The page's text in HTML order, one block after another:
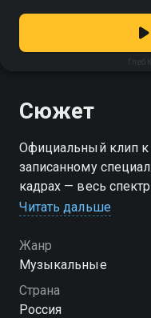
Сюжет
Официальный клип к
записанному
кадрах — весь
до отчаяния,
Калюжного,
песню группы
экспериментом в
Читать дальше
Жанр
Музыкальные
Страна
Россия